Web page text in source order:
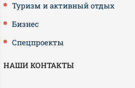
Туризм и активный отдых
Бизнес
Спецпроекты
НАШИ КОНТАКТЫ